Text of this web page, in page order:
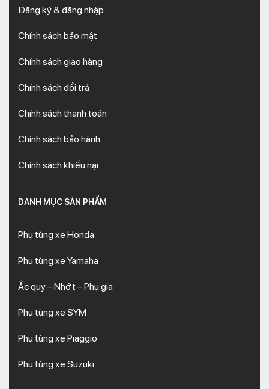
Đăng ký & đăng nhập
Chính sách bảo mật
Chính sách giao hàng
Chính sách đổi trả
Chính sách thanh toán
Chính sách bảo hành
Chính sách khiếu nại
DANH MỤC SẢN PHẨM
Phụ tùng xe Honda
Phụ tùng xe Yamaha
Ắc quy – Nhớt – Phụ gia
Phụ tùng xe SYM
Phụ tùng xe Piaggio
Phụ tùng xe Suzuki